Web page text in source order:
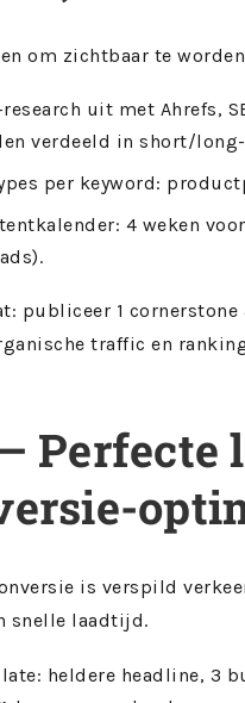
om zichtbaar te
uit met Ahrefs,
verdeeld in short/
per keyword:
4 weken
publiceer 1
traffic en
Perfecte
is verspild
snelle laadtijd.
heldere headline, 3